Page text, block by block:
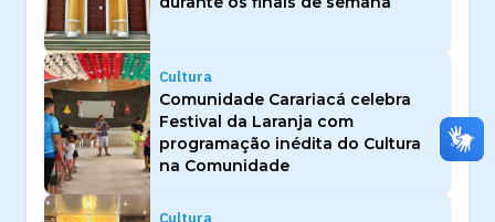
Cultura
Comunidade Carariacá celebra
Festival da Laranja com
programação inédita do Cultura
na Comunidade
Cultura